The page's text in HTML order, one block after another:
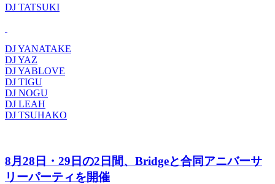
DJ TATSUKI
DJ YANATAKE
DJ YAZ
DJ YABLOVE
DJ TIGU
DJ NOGU
DJ LEAH
DJ TSUHAKO
8月28日・29日の2日間、Bridgeと合同アニバーサ
リーパーティを開催